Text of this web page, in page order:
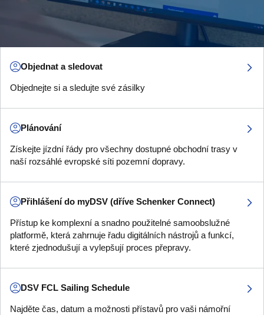
Objednat a sledovat
Objednejte si a sledujte své zásilky
Plánování
Získejte jízdní řády pro všechny dostupné obchodní trasy v
naší rozsáhlé evropské síti pozemní dopravy.
Přihlášení do myDSV (dříve Schenker Connect)
Přístup ke komplexní a snadno použitelné samoobslužné
platformě, která zahrnuje řadu digitálních nástrojů a funkcí,
které zjednodušují a vylepšují proces přepravy.
DSV FCL Sailing Schedule
Najděte čas, datum a možnosti přístavů pro vaši námořní